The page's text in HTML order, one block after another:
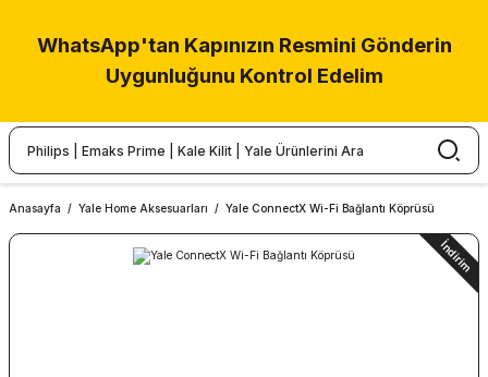
Anasayfa Yale Home Aksesuarları Yale ConnectX Wi-Fi Bağlantı Köprüsü
İndirim
WhatsApp'tan Kapınızın Resmini Gönderin
Uygunluğunu Kontrol Edelim